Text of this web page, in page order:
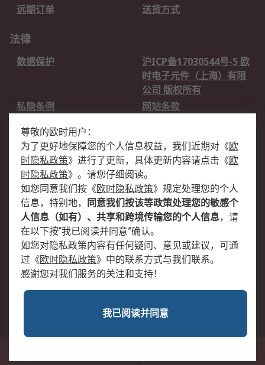
远期订单
送货方式
法律
数据保护
沪ICP备17030544号-5 欧
时电子元件（上海）有限
公司 版权所有
私隐条例
网站条款
关于欧时
欧时销售条款
账户和付款
企业集团
全球办事处
关于我们
新闻中心
加入我们
沪公网安备 31011502009054号
尊敬的欧时用户：
为了更好地保障您的个人信息权益，我们近期对 《欧
时隐私政策》 进行了更新，具体更新内容请点击 《欧
时隐私政策》 。请您仔细阅读。
如您同意我们按 《欧时隐私政策》 规定处理您的个人
信息，特别地，
同意我们按该等政策处理您的敏感个
人信息（如有）、共享和跨境传输您的个人信息，请
在以下按“我已阅读并同意”确认。
如您对隐私政策内容有任何疑问、意见或建议，可通
过 《欧时隐私政策》 中的联系方式与我们联系。
感谢您对我们服务的关注和支持！
我已阅读并同意